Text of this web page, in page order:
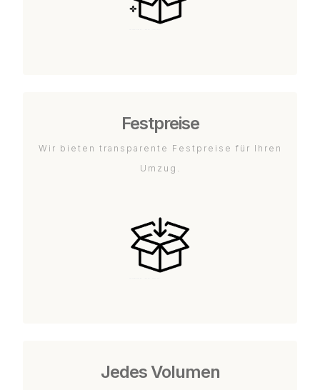
Festpreise
Wir bieten transparente Festpreise für Ihren
Umzug.
Jedes Volumen